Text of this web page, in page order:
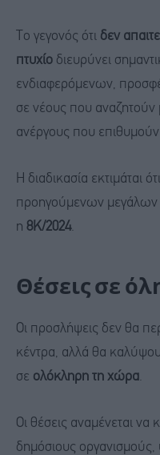
Το γεγονός ότι δεν
πτυχίο διευρύνει
ενδιαφερόμενων,
σε νέους που αναζητούν
ανέργους που
Η διαδικασία εκτιμάται
προηγούμενων
η 8Κ/2024.
Θέσεις σε
Οι προσλήψεις δεν θα
κέντρα, αλλά θα
σε ολόκληρη τη χώρα.
Οι θέσεις αναμένεται
δημόσιους οργανισμούς,